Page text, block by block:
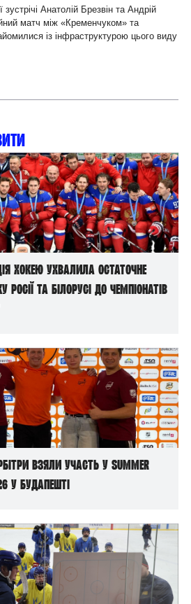
Анатолій Брезвін та Андрій
матч між «Кременчуком» та
із інфраструктурою цього виду
хокею ухвалила остаточне
та білорусі до чемпіонатів
взяли участь у Summer
у Будапешті